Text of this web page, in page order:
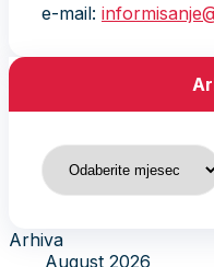
e-mail:
Arhiva
Arhiva
August 2026